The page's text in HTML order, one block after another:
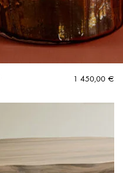
1 450,00 €